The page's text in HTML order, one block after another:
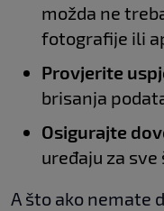
možda ne
fotografije ili
Provjerite
brisanja
Osigurajte
uređaju za
A što ako nemate